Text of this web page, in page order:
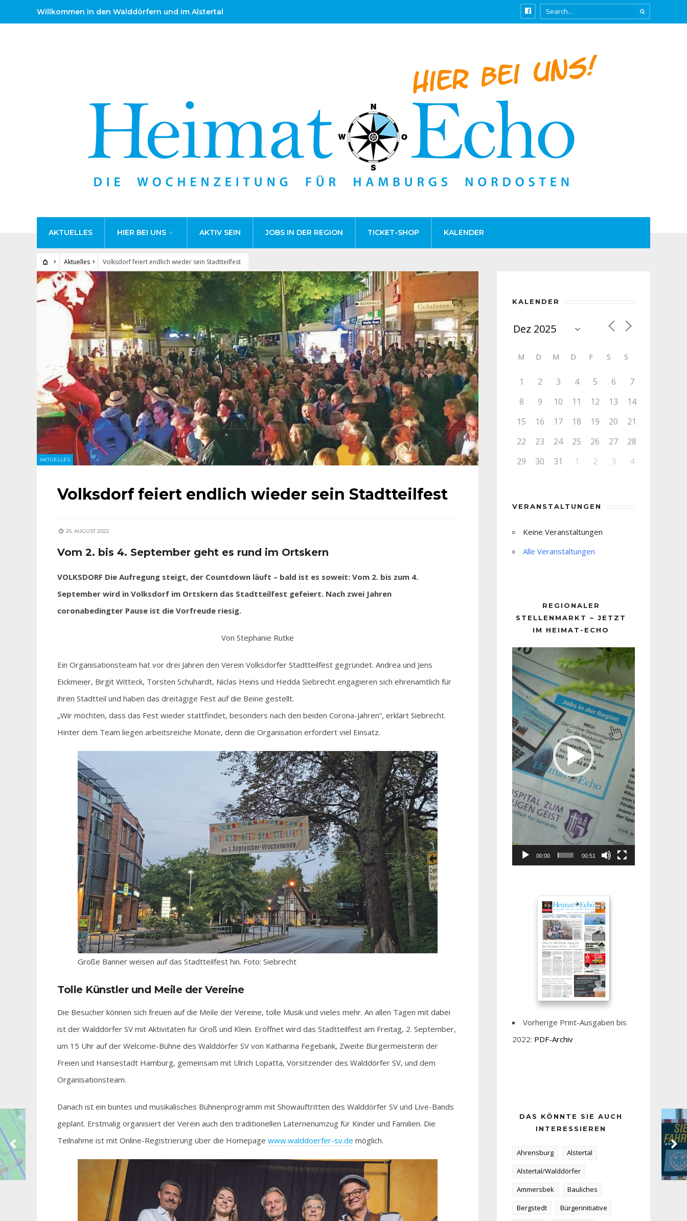
Willkommen in den Walddörfern und im Alstertal
AKTUELLES HIER BEI UNS AKTIV SEIN JOBS IN DER REGION TICKET-SHOP KALENDER
Aktuelles Volksdorf feiert endlich wieder sein Stadtteilfest
AKTUELLES
Volksdorf feiert endlich wieder sein Stadtteilfest
25. AUGUST 2022
Vom 2. bis 4. September geht es rund im Ortskern
VOLKSDORF Die Aufregung steigt, der Countdown läuft – bald ist es soweit: Vom 2. bis zum 4.
September wird in Volksdorf im Ortskern das Stadtteilfest gefeiert. Nach zwei Jahren
coronabedingter Pause ist die Vorfreude riesig.
Von Stephanie Rutke
Ein Organisationsteam hat vor drei Jahren den Verein Volksdorfer Stadtteilfest gegründet. Andrea und Jens
Eickmeier, Birgit Witteck, Torsten Schuhardt, Niclas Heins und Hedda Siebrecht engagieren sich ehrenamtlich für
ihren Stadtteil und haben das dreitägige Fest auf die Beine gestellt.
„Wir möchten, dass das Fest wieder stattfindet, besonders nach den beiden Corona-Jahren“, erklärt Siebrecht.
Hinter dem Team liegen arbeitsreiche Monate, denn die Organisation erfordert viel Einsatz.
Große Banner weisen auf das Stadtteilfest hin. Foto: Siebrecht
Tolle Künstler und Meile der Vereine
Die Besucher können sich freuen auf die Meile der Vereine, tolle Musik und vieles mehr. An allen Tagen mit dabei
ist der Walddörfer SV mit Aktivitäten für Groß und Klein. Eröffnet wird das Stadtteilfest am Freitag, 2. September,
um 15 Uhr auf der Welcome-Bühne des Walddörfer SV von Katharina Fegebank, Zweite Bürgermeisterin der
Freien und Hansestadt Hamburg, gemeinsam mit Ulrich Lopatta, Vorsitzender des Walddörfer SV, und dem
Organisationsteam.
Danach ist ein buntes und musikalisches Bühnenprogramm mit Showauftritten des Walddörfer SV und Live-Bands
geplant. Erstmalig organisiert der Verein auch den traditionellen Laternenumzug für Kinder und Familien. Die
Teilnahme ist mit Online-Registrierung über die Homepage www.walddoerfer-sv.de möglich.
KALENDER
M D M D F S S
1 2 3 4 5 6
7
8
9 10 11 12 13
14
15
16 17 18 19 20
21
22
23 24 25 26 27
28
29
30 31 1 2 3 4
VERANSTALTUNGEN
Keine Veranstaltungen
Alle Veranstaltungen
REGIONALER
STELLENMARKT – JETZT
IM HEIMAT-ECHO
Player
00:00 00:51
Vorherige Print-Ausgaben bis
2022: PDF-Archiv
DAS KÖNNTE SIE AUCH
INTERESSIEREN
Ahrensburg
Alstertal
Alstertal/Walddörfer
Ammersbek
Bauliches
Bergstedt
Bürgerinitiative